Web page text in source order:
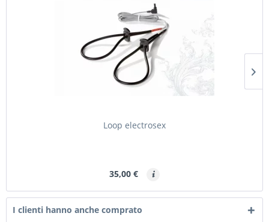
Loop electrosex
35,00 €
I clienti hanno anche comprato